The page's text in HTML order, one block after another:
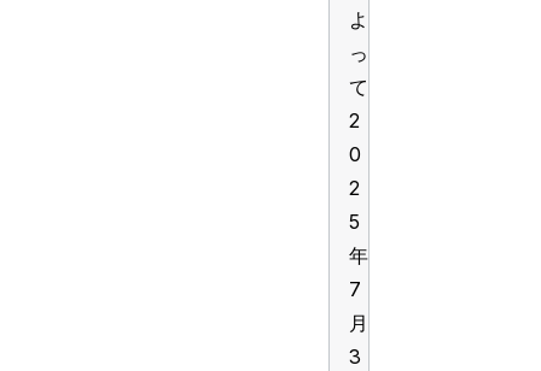
よ
っ
て
2
0
2
5
年
7
月
3